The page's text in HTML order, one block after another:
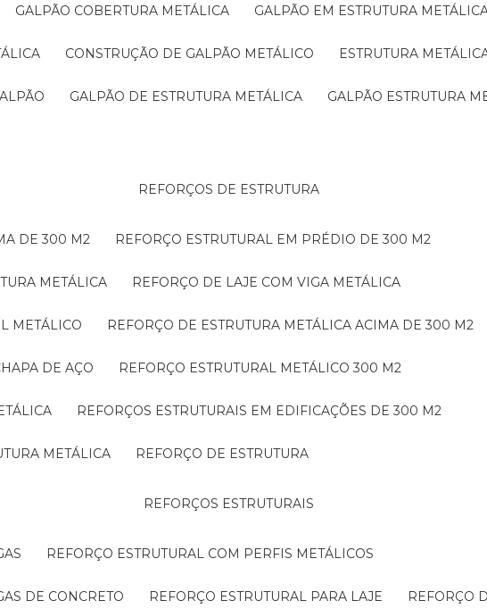
GALPÃO COBERTURA METÁLICA GALPÃO EM ESTRUTURA
CONSTRUÇÃO DE GALPÃO METÁLICO ESTRUTURA
GALPÃO DE ESTRUTURA METÁLICA GALPÃO ESTRUTURA
REFORÇOS DE ESTRUTURA
DE 300 M2 REFORÇO ESTRUTURAL EM PRÉDIO DE 300 M2
METÁLICA REFORÇO DE LAJE COM VIGA METÁLICA
METÁLICO REFORÇO DE ESTRUTURA METÁLICA ACIMA DE 300 M2
DE AÇO REFORÇO ESTRUTURAL METÁLICO 300 M2
REFORÇOS ESTRUTURAIS EM EDIFICAÇÕES DE 300 M2
METÁLICA REFORÇO DE ESTRUTURA
REFORÇOS ESTRUTURAIS
REFORÇO ESTRUTURAL COM PERFIS METÁLICOS
DE CONCRETO REFORÇO ESTRUTURAL PARA LAJE REFORÇO